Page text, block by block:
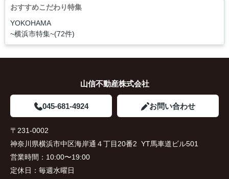
おすすめこだわり特集
YOKOHAMA
~横浜市特集~(72件)
山信不動産株式会社
045-681-4924 お問い合わせ
〒231-0002
神奈川県横浜市中区海岸通４丁目20番2 YT馬車道ビル501
営業時間： 10:00〜19:00
定休日： 毎週水曜日